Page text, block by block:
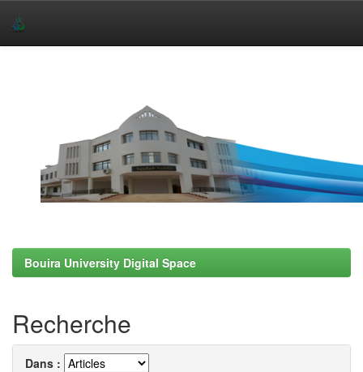
Bouira University Digital Space
Recherche
Dans :